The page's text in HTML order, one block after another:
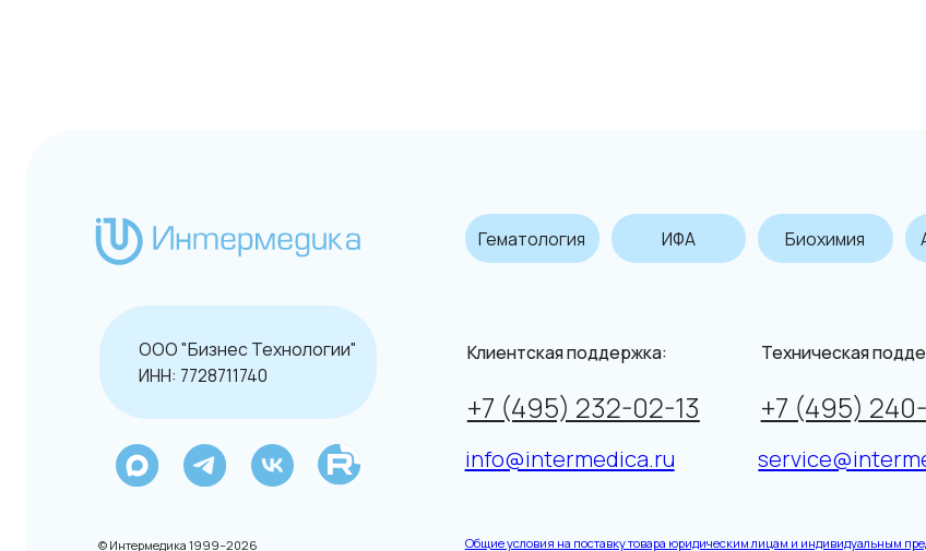
ООО "Бизнес Технологии"
ИНН: 7728711740
© Интермедика 1999–2026
Политика конфиденциальности
Клиентская поддержка:
+7 (495) 232-02-13 +7 (495) 240-55-46
Техническая поддержка:
Данный сайт не является СМИ. Представленная информация не является публичной офертой.Подробнее